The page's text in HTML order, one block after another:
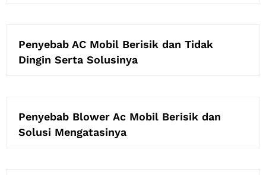
Penyebab AC Mobil Berisik dan Tidak
Dingin Serta Solusinya
Penyebab Blower Ac Mobil Berisik dan
Solusi Mengatasinya